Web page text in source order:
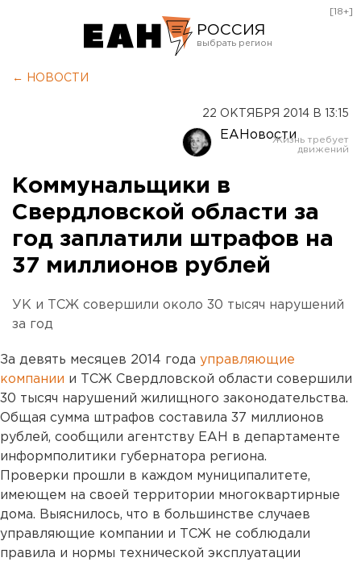
РОССИЯ
Оренбург
[18+]
← НОВОСТИ
22 ОКТЯБРЯ 2014 В 13:15
ЕАНовости
Коммунальщики в
Свердловской области за
год заплатили штрафов на
37 миллионов рублей
УК и ТСЖ совершили около 30 тысяч нарушений
за год
За девять месяцев 2014 года управляющие
компании и ТСЖ Свердловской области совершили
30 тысяч нарушений жилищного законодательства.
Общая сумма штрафов составила 37 миллионов
рублей, сообщили агентству ЕАН в департаменте
информполитики губернатора региона.
Проверки прошли в каждом муниципалитете,
имеющем на своей территории многоквартирные
дома. Выяснилось, что в большинстве случаев
управляющие компании и ТСЖ не соблюдали
правила и нормы технической эксплуатации